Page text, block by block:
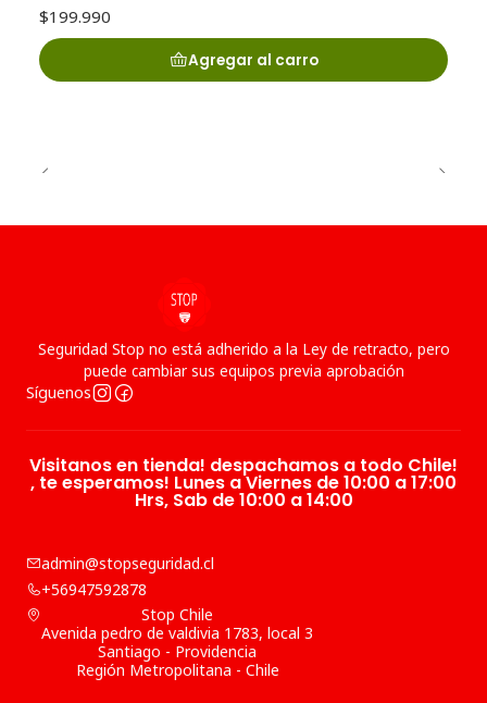
$199.990
Agregar al carro
Seguridad Stop no está adherido a la Ley de retracto, pero
puede cambiar sus equipos previa aprobación
Síguenos
Visitanos en tienda! despachamos a todo Chile!
, te esperamos! Lunes a Viernes de 10:00 a 17:00
Hrs, Sab de 10:00 a 14:00
admin@stopseguridad.cl
+56947592878
Stop Chile
Avenida pedro de valdivia 1783, local 3
Santiago - Providencia
Región Metropolitana - Chile